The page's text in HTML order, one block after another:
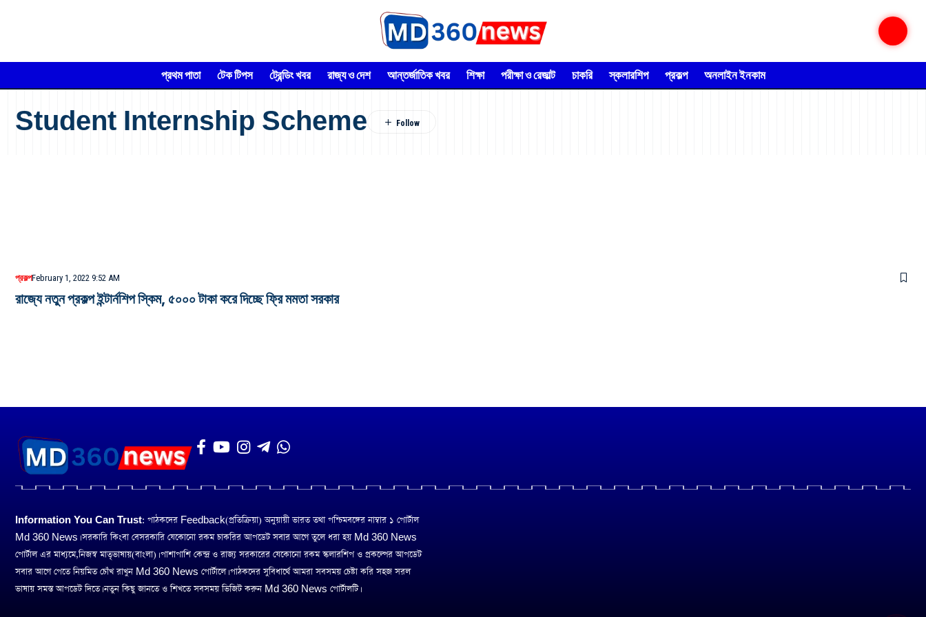
প্রথম পাতা টেক টিপস ট্রেন্ডিং খবর রাজ্য ও দেশ আন্তর্জাতিক খবর শিক্ষা পরীক্ষা ও রেজাল্ট চাকরি স্কলারশিপ প্রকল্প অনলাইন ইনকাম
Student Internship Scheme
প্রকল্পFebruary 1, 2022 9:52 AM
রাজ্যে নতুন প্রকল্প ইন্টার্নশিপ স্কিম, ৫০০০ টাকা করে দিচ্ছে ফ্রি মমতা সরকার
Information You Can Trust: পাঠকদের Feedback(প্রতিক্রিয়া) অনুয়ায়ী ভারত তথা পশ্চিমবঙ্গের নাম্বার ১ পোর্টাল
Md 360 News। সরকারি কিংবা বেসরকারি যেকোনো রকম চাকরির আপডেট সবার আগে তুলে ধরা হয় Md 360 News
পোর্টাল এর মাধ্যমে,নিজস্ব মাতৃভাষায়(বাংলা)। পাশাপাশি কেন্দ্র ও রাজ্য সরকারের যেকোনো রকম স্কলারশিপ ও প্রকল্পের আপডেট
সবার আগে পেতে নিয়মিত চোঁখ রাখুন Md 360 News পোর্টালে। পাঠকদের সুবিধার্থে আমরা সবসময় চেষ্টা করি সহজ সরল
ভাষায় সমস্ত আপডেট দিতে। নতুন কিছু জানতে ও শিখতে সবসময় ভিজিট করুন Md 360 News পোর্টালটি।